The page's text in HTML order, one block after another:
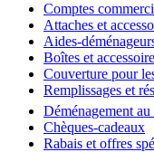
Comptes
Attaches et
Aides-
Boîtes et
Couverture pour
Remplissages et
Déménagement
Chèques-cadeaux
Rabais et offres